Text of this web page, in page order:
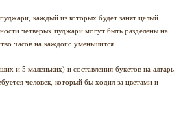
каждый из которых будет занят целый
четверых пуджари могут быть разделены на
часов на каждого уменьшится.
и 5 маленьких) и составления букетов на алтарь
человек, который бы ходил за цветами и